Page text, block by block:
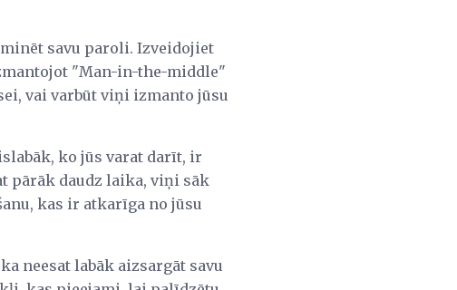
savu paroli. Izveidojiet
"Man-in-the-middle"
vai varbūt viņi izmanto jūsu
ko jūs varat darīt, ir
pārāk daudz laika, viņi sāk
kas ir atkarīga no jūsu
neesat labāk aizsargāt savu